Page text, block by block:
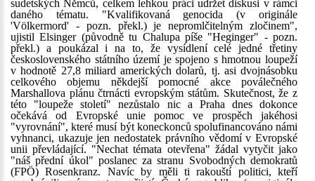
sudetských Němců, celkem lehkou práci udržet diskusi v rámci
daného tématu. "Kvalifikovaná genocida (v originále
'Völkermord' - pozn. překl.) je nepromlčitelným zločinem",
ujistil Elsinger (původně tu Chalupa píše "Heginger" - pozn.
překl.) a poukázal i na to, že vysídlení celé jedné třetiny
československého státního území je spojeno s hmotnou loupeží
v hodnotě 27,8 miliard amerických dolarů, tj. asi dvojnásobku
celkového objemu někdejší pomocné akce poválečného
Marshallova plánu čtrnácti evropským státům. Skutečnost, že z
této "loupeže století" nezůstalo nic a Praha dnes dokonce
očekává od Evropské unie pomoc ve prospěch jakéhosi
"vyrovnání", které musí být koneckonců spolufinancováno námi
vyhnanci, ukazuje jen nedostatek právního vědomí v Evropské
unii převládající. "Nechat témata otevřena" žádal vytyčit jako
"náš přední úkol" poslanec za stranu Svobodných demokratů
(FPÖ) Rosenkranz. Navíc by měli ti rakouští politici, kteří